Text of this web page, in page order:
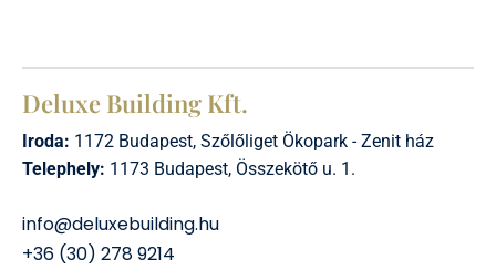
Deluxe Building Kft.
Iroda: 1172 Budapest, Szőlőliget Ökopark - Zenit ház
Telephely: 1173 Budapest, Összekötő u. 1.
info@deluxebuilding.hu
+36 (30) 278 9214